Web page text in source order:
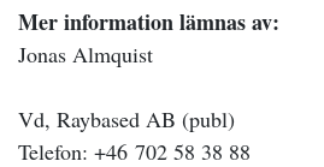
Mer information lämnas av:
Jonas Almquist
Vd, Raybased AB
Telefon: +46 702